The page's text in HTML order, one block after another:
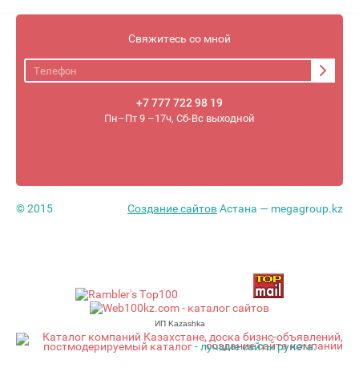
Свяжитесь со мной
+7 777 722 98 19
Пн–Пт 9 –17ч, Сб-Вс выходной
© 2015 Создание сайтовАстана — megagroup.kz
ИП Kazashka
постмодерируемый каталог- лучшие сайты рунета.